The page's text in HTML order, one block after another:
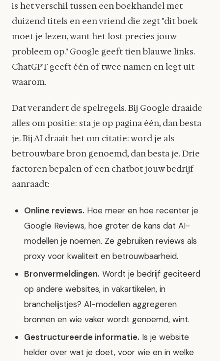
is het verschil tussen een boekhandel met
duizend titels en een vriend die zegt "dit boek
moet je lezen, want het lost precies jouw
probleem op." Google geeft tien blauwe links.
ChatGPT geeft één of twee namen en legt uit
waarom.
Dat verandert de spelregels. Bij Google draaide
alles om positie: sta je op pagina één, dan besta
je. Bij AI draait het om citatie: word je als
betrouwbare bron genoemd, dan besta je. Drie
factoren bepalen of een chatbot jouw bedrijf
aanraadt:
Online reviews. Hoe meer en hoe recenter je
Google Reviews, hoe groter de kans dat AI-
modellen je noemen. Ze gebruiken reviews als
proxy voor kwaliteit en betrouwbaarheid.
Bronvermeldingen. Wordt je bedrijf geciteerd
op andere websites, in vakartikelen, in
branchelijstjes? AI-modellen aggregeren
bronnen en wie vaker wordt genoemd, wint.
Gestructureerde informatie. Is je website
helder over wat je doet, voor wie en in welke